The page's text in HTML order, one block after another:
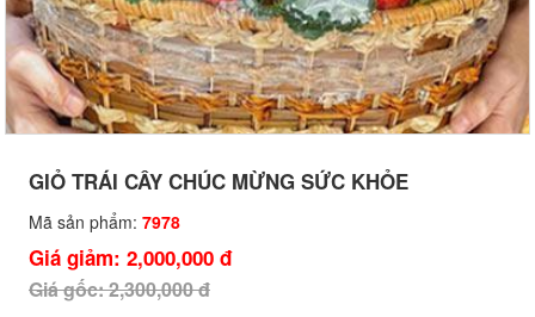
GIỎ TRÁI CÂY CHÚC MỪNG SỨC KHỎE
Mã sản phẩm: 7978
Giá giảm: 2,000,000 đ
Giá gốc: 2,300,000 đ